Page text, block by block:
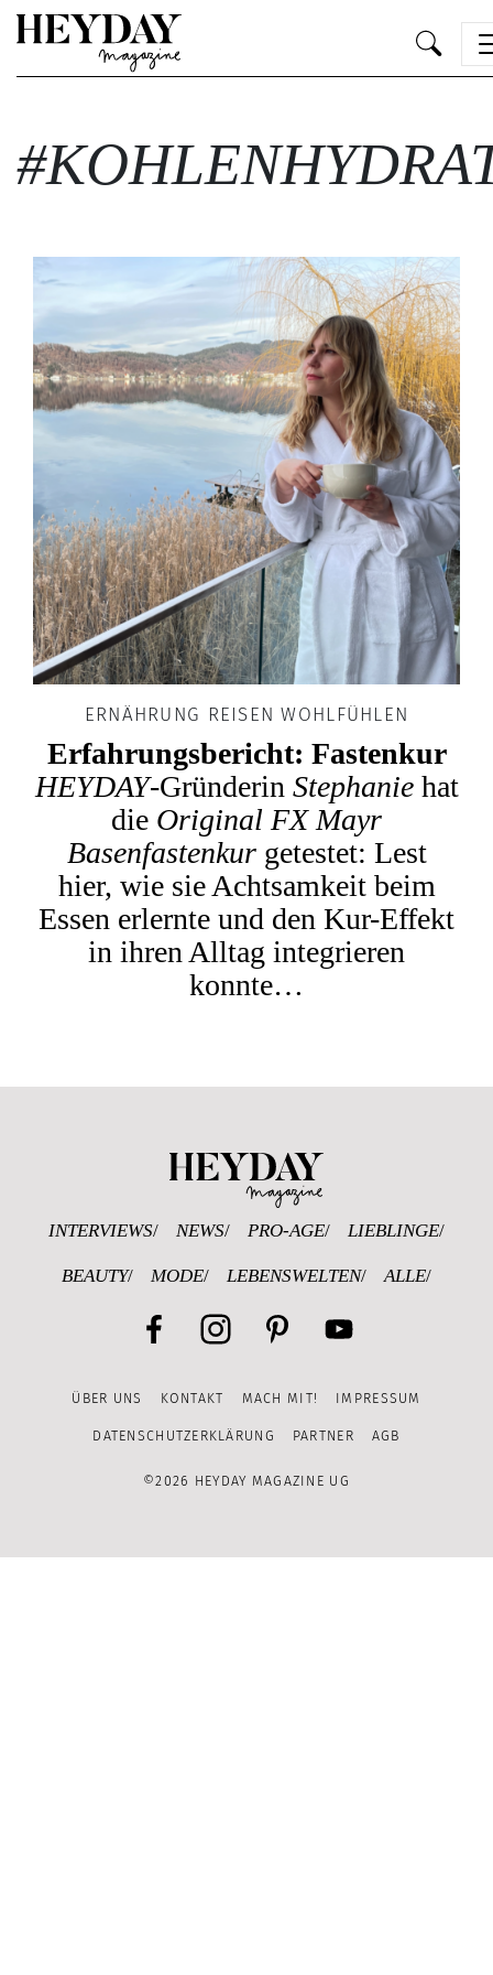
ERNÄHRUNG REISEN WOHLFÜHLEN
Erfahrungsbericht: Fastenkur
HEYDAY-Gründerin Stephaniehat
die Original FX Mayr
Basenfastenkurgetestet: Lest
hier, wie sie Achtsamkeit beim
Essen erlernte und den Kur-Effekt
in ihren Alltag integrieren
konnte…
INTERVIEWS NEWS PRO-AGE LIEBLINGE
BEAUTY MODE LEBENSWELTEN ALLE
Channel
ÜBER UNS KONTAKT MACH MIT! IMPRESSUM
DATENSCHUTZERKLÄRUNG PARTNER AGB
©2026 HEYDAY MAGAZINE UG